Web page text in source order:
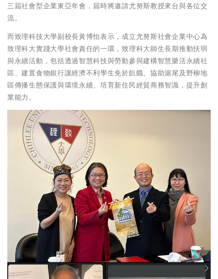
三屆社會型企業東亞年會，屆時將邀請尤努斯教授來台與各位交
流。
而致理科技大學副校長黃博怡表示，成立尤努斯社會企業中心為
致理科大實踐大學社會責任的一環，致理科大師生長期推動扶弱
與永續活動，包括透過智慧科技與勞動參與建構智慧樂活永續社
區、建置食物銀行讓經濟不利學生免於飢餓、協助滬尾及野柳地
區傳播生態保護與環境永續、培育新住民經貿商務智識，提升創
業能力。